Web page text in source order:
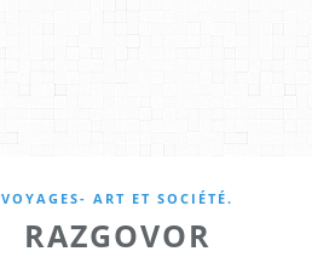
VOYAGES- ART ET SOCIÉTÉ.
RAZGOVOR